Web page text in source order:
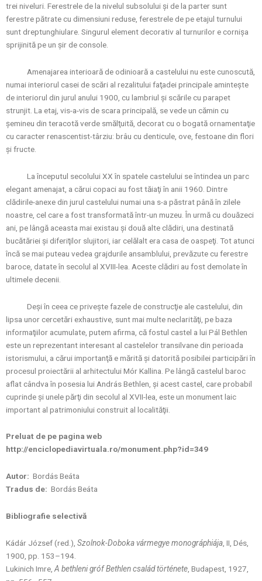
trei niveluri. Ferestrele de la nivelul subsolului şi de la parter sunt
ferestre pătrate cu dimensiuni reduse, ferestrele de pe etajul turnului
sunt dreptunghiulare. Singurul element decorativ al turnurilor e cornişa
sprijinită pe un şir de console.
Amenajarea interioară de odinioară a castelului nu este cunoscută,
numai interiorul casei de scări al rezalitului faţadei principale aminteşte
de interiorul din jurul anului 1900, cu lambriul şi scările cu parapet
strunjit. La etaj, vis-a-vis de scara principală, se vede un cămin cu
şemineu din teracotă verde smălţuită, decorat cu o bogată ornamentaţie
cu caracter renascentist-târziu: brâu cu denticule, ove, festoane din flori
şi fructe.
La începutul secolului XX în spatele castelului se întindea un parc
elegant amenajat, a cărui copaci au fost tăiaţi în anii 1960. Dintre
clădirile-anexe din jurul castelului numai una s-a păstrat până în zilele
noastre, cel care a fost transformată într-un muzeu. În urmă cu douăzeci
ani, pe lângă aceasta mai existau şi două alte clădiri, una destinată
bucătăriei şi diferiţilor slujitori, iar celălalt era casa de oaspeţi. Tot atunci
încă se mai puteau vedea grajdurile ansamblului, prevăzute cu ferestre
baroce, datate în secolul al XVIII-lea. Aceste clădiri au fost demolate în
ultimele decenii.
Deşi în ceea ce priveşte fazele de construcţie ale castelului, din
lipsa unor cercetări exhaustive, sunt mai multe neclarităţi, pe baza
informaţiilor acumulate, putem afirma, că fostul castel a lui Pál Bethlen
este un reprezentant interesant al castelelor transilvane din perioada
istorismului, a cărui importanţă e mărită şi datorită posibilei participări în
procesul proiectării al arhitectului Mór Kallina. Pe lângă castelul baroc
aflat cândva în posesia lui András Bethlen, şi acest castel, care probabil
cuprinde şi unele părţi din secolul al XVII-lea, este un monument laic
important al patrimoniului construit al localităţii.
Preluat de pe pagina web
http://enciclopediavirtuala.ro/monument.php?id=349
Autor: Bordás Beáta
Tradus de: Bordás Beáta
Bibliografie selectivă
Kádár József (red.), Szolnok-Doboka vármegye monográphiája, II, Dés,
1900, pp. 153–194.
Lukinich Imre,A bethleni gróf Bethlen család története, Budapest, 1927,